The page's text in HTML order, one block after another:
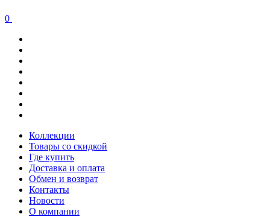
0
Коллекции
Товары со скидкой
Где купить
Доставка и оплата
Обмен и возврат
Контакты
Новости
О компании